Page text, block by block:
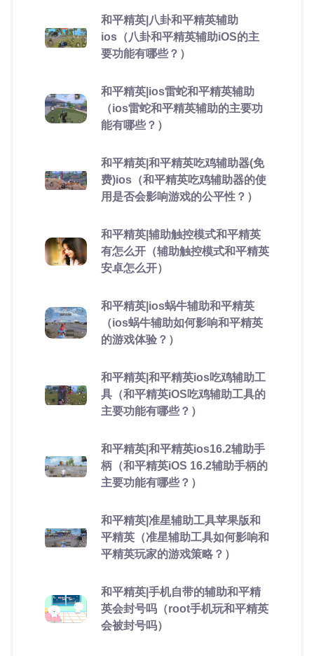
和平精英|八卦和平精英辅助
ios（八卦和平精英辅助iOS的主
要功能有哪些？）
和平精英|ios雷蛇和平精英辅助
（ios雷蛇和平精英辅助的主要功
能有哪些？）
和平精英|和平精英吃鸡辅助器(免
费)ios（和平精英吃鸡辅助器的使
用是否会影响游戏的公平性？）
和平精英|辅助触控模式和平精英
有怎么开（辅助触控模式和平精英
安卓怎么开）
和平精英|ios蜗牛辅助和平精英
（ios蜗牛辅助如何影响和平精英
的游戏体验？）
和平精英|和平精英ios吃鸡辅助工
具（和平精英iOS吃鸡辅助工具的
主要功能有哪些？）
和平精英|和平精英ios16.2辅助手
柄（和平精英iOS 16.2辅助手柄的
主要功能有哪些？）
和平精英|准星辅助工具苹果版和
平精英（准星辅助工具如何影响和
平精英玩家的游戏策略？）
和平精英|手机自带的辅助和平精
英会封号吗（root手机玩和平精英
会被封号吗）